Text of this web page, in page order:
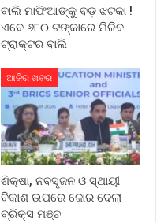
ବାଲି ମାଫିଆଙ୍କୁ ବଡ଼ ଝଟକା !
ଏବେ ୬୮୦ ଟଙ୍କାରେ ମିଳିବ
ଟ୍ରାକ୍ଟର ବାଲି
ଆଜିର ଖବର
ଶିକ୍ଷା, ନବସୃଜନ ଓ ସ୍ଥାୟୀ
ବିକାଶ ଉପରେ ଜୋର ଦେଲା
ବ୍ରିକ୍ସ ମଞ୍ଚ